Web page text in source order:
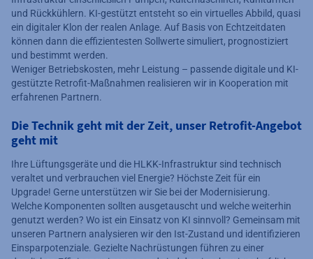
und Rückkühlern. KI-gestützt entsteht so ein virtuelles Abbild, quasi
ein digitaler Klon der realen Anlage. Auf Basis von Echtzeitdaten
können dann die effizientesten Sollwerte simuliert, prognostiziert
und bestimmt werden.
Weniger Betriebskosten, mehr Leistung – passende digitale und KI-
gestützte Retrofit-Maßnahmen realisieren wir in Kooperation mit
erfahrenen Partnern.
Die Technik geht mit der Zeit, unser Retrofit-Angebot
geht mit
Ihre Lüftungsgeräte und die HLKK-Infrastruktur sind technisch
veraltet und verbrauchen viel Energie? Höchste Zeit für ein
Upgrade! Gerne unterstützen wir Sie bei der Modernisierung.
Welche Komponenten sollten ausgetauscht und welche weiterhin
genutzt werden? Wo ist ein Einsatz von KI sinnvoll? Gemeinsam mit
unseren Partnern analysieren wir den Ist-Zustand und identifizieren
Einsparpotenziale. Gezielte Nachrüstungen führen zu einer